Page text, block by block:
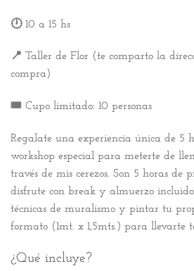
🕛 10 a 15 hs
📍 Taller de Flor (te comparto la
compra)
🎟️ Cupo limitado: 10 personas
Regalate una experiencia única de 5
workshop especial para meterte de
través de mis cerezos. Son 5 horas de
disfrute con break y almuerzo
técnicas de muralismo y pintar tu
formato (1mt. x 1,5mts.) para llevarte
¿Qué incluye?